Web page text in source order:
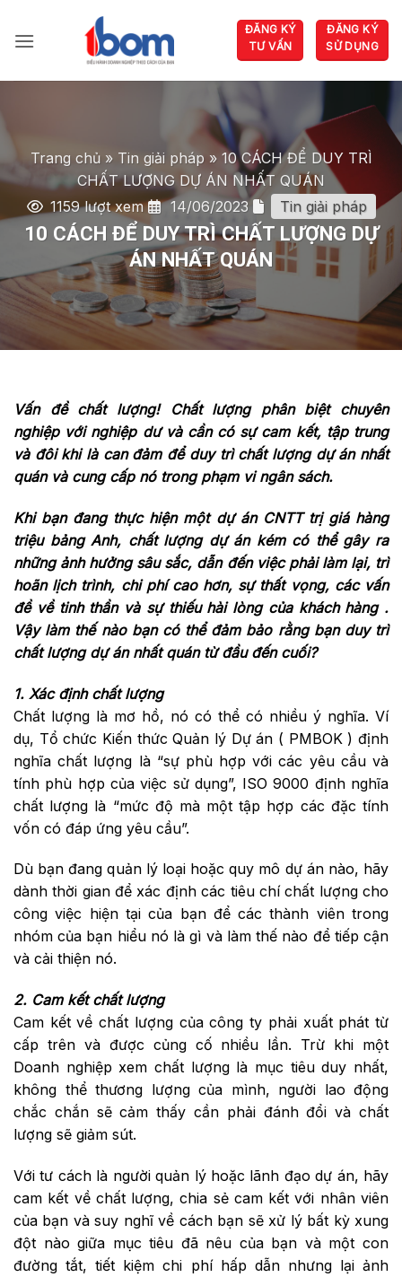
qua
dung
ĐĂNG KÝ
TƯ VẤN
ĐĂNG KÝ
SỬ DỤNG
Trang chủ» Tin giải pháp» 10 CÁCH ĐỂ DUY TRÌ
CHẤT LƯỢNG DỰ ÁN NHẤT QUÁN
1159 lượt xem
14/06/2023 Tin giải pháp
10 CÁCH ĐỂ DUY TRÌ CHẤT LƯỢNG DỰ
ÁN NHẤT QUÁN
Vấn đề chất lượng! Chất lượng phân biệt chuyên
nghiệp với nghiệp dư và cần có sự cam kết, tập trung
và đôi khi là can đảm để duy trì chất lượng dự án nhất
quán và cung cấp nó trong phạm vi ngân sách.
Khi bạn đang thực hiện một dự án CNTT trị giá hàng
triệu bảng Anh, chất lượng dự án kém có thể gây ra
những ảnh hưởng sâu sắc, dẫn đến việc phải làm lại, trì
hoãn lịch trình, chi phí cao hơn, sự thất vọng, các vấn
đề về tinh thần và sự thiếu hài lòng của khách hàng .
Vậy làm thế nào bạn có thể đảm bảo rằng bạn duy trì
chất lượng dự án nhất quán từ đầu đến cuối?
1. Xác định chất lượng
Chất lượng là mơ hồ, nó có thể có nhiều ý nghĩa. Ví
dụ, Tổ chức Kiến thức Quản lý Dự án ( PMBOK ) định
nghĩa chất lượng là “sự phù hợp với các yêu cầu và
tính phù hợp của việc sử dụng”, ISO 9000 định nghĩa
chất lượng là “mức độ mà một tập hợp các đặc tính
vốn có đáp ứng yêu cầu”.
Dù bạn đang quản lý loại hoặc quy mô dự án nào, hãy
dành thời gian để xác định các tiêu chí chất lượng cho
công việc hiện tại của bạn để các thành viên trong
nhóm của bạn hiểu nó là gì và làm thế nào để tiếp cận
và cải thiện nó.
2. Cam kết chất lượng
Cam kết về chất lượng của công ty phải xuất phát từ
cấp trên và được củng cố nhiều lần. Trừ khi một
Doanh nghiệp xem chất lượng là mục tiêu duy nhất,
không thể thương lượng của mình, người lao động
chắc chắn sẽ cảm thấy cần phải đánh đổi và chất
lượng sẽ giảm sút.
Với tư cách là người quản lý hoặc lãnh đạo dự án, hãy
cam kết về chất lượng, chia sẻ cam kết với nhân viên
của bạn và suy nghĩ về cách bạn sẽ xử lý bất kỳ xung
đột nào giữa mục tiêu đã nêu của bạn và một con
đường tắt, tiết kiệm chi phí hấp dẫn nhưng lại ảnh